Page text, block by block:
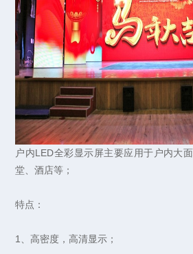
户内LED全彩显示屏主要应用于户内大
堂、酒店等；
特点：
1、高密度，高清显示；